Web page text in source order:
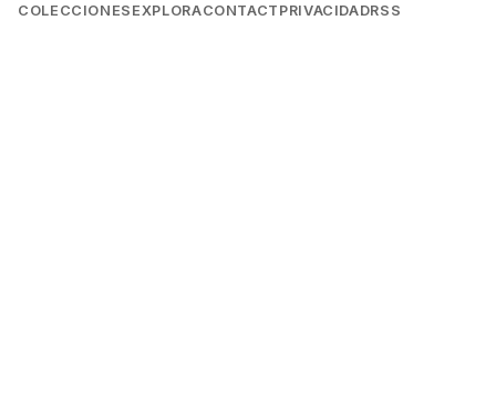
COLECCIONES EXPLORACONTACT PRIVACIDADRSS